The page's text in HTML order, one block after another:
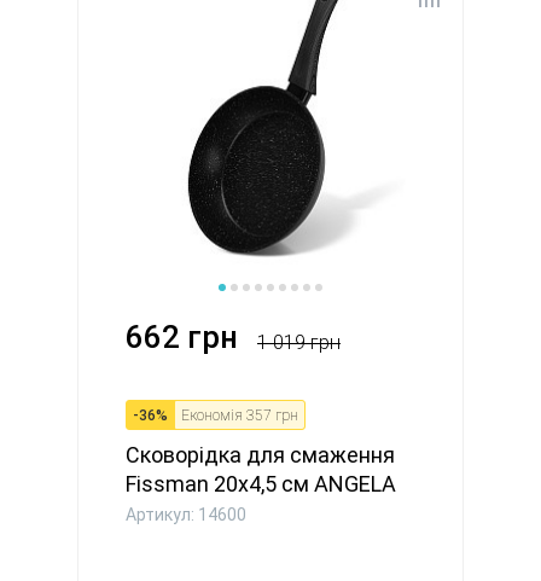
662 грн 1 019 грн
-36% Економія 357 грн
Сковорідка для смаження
Fissman 20x4,5 см ANGELA
л...
Артикул: 14600